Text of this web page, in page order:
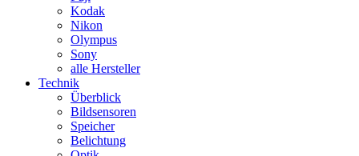
Kodak
Nikon
Olympus
Sony
alle Hersteller
Technik
Überblick
Bildsensoren
Speicher
Belichtung